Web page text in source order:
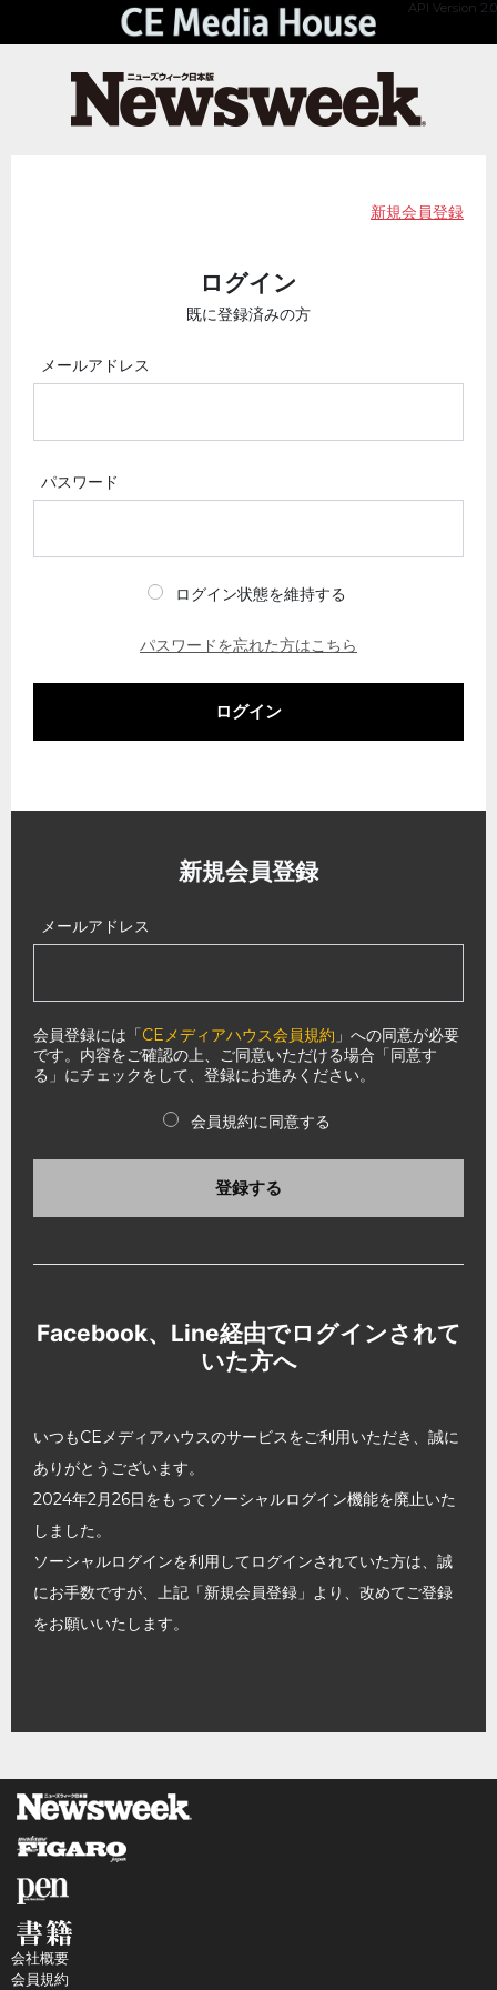
API Version 2.0
新規会員登録
ログイン
既に登録済みの方
メールアドレス
パスワード
ログイン状態を維持する
パスワードを忘れた方はこちら
ログイン
新規会員登録
メールアドレス
会員登録には「CEメディアハウス会員規約 」への同意が必要
です。内容をご確認の上、ご同意いただける場合「同意す
る」にチェックをして、登録にお進みください。
会員規約に同意する
登録する
Facebook、Line経由でログインされて
いた方へ
いつもCEメディアハウスのサービスをご利用いただき、誠に
ありがとうございます。
2024年2月26日をもってソーシャルログイン機能を廃止いた
しました。
ソーシャルログインを利用してログインされていた方は、誠
にお手数ですが、上記「新規会員登録」より、改めてご登録
をお願いいたします。
会社概要
会員規約